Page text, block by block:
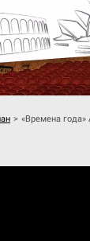
> «Времена